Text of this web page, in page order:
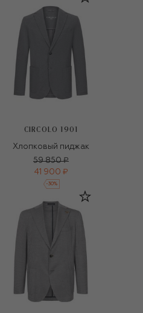
CIRCOLO 1901
Хлопковый пиджак
59 850 ₽
41 900 ₽
-30%